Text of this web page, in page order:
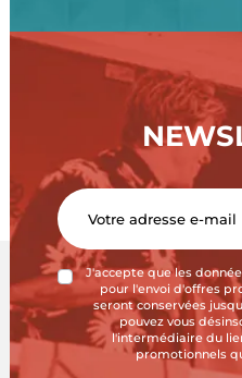
J'accepte que les
pour l'envoi d'offres
seront conservées
pouvez vous
l'intermédiaire du
promotionnels